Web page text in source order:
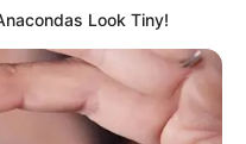
ศี กับ อ.คฑา
Look Tiny!